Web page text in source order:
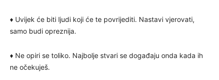
♦ Uvijek će biti ljudi koji će te povrijediti. Nastavi vjerovati,
samo budi opreznija.
♦ Ne opiri se toliko. Najbolje stvari se događaju onda kada ih
ne očekuješ.